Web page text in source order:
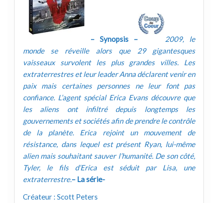
– Synopsis –
2009, le
monde se réveille alors que 29 gigantesques
vaisseaux survolent les plus grandes villes. Les
extraterrestres et leur leader Anna déclarent venir en
paix mais certaines personnes ne leur font pas
confiance. L’agent spécial Erica Evans découvre que
les aliens ont infiltré depuis longtemps les
gouvernements et sociétés afin de prendre le contrôle
de la planète. Erica rejoint un mouvement de
résistance, dans lequel est présent Ryan, lui-même
alien mais souhaitant sauver l’humanité. De son côté,
Tyler, le fils d’Erica est séduit par Lisa, une
extraterrestre.– La série-
Créateur : Scott Peters